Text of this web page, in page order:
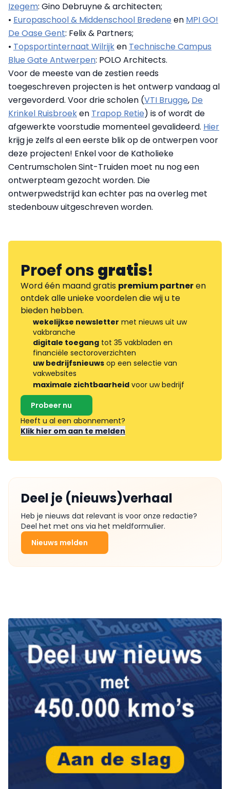
Izegem: Gino Debruyne & architecten;
• Europaschool & Middenschool Bredene en MPI GO!
De Oase Gent: Felix & Partners;
• Topsportinternaat Wilrijken Technische Campus
Blue Gate Antwerpen: POLO Architects.
Voor de meeste van de zestien reeds
toegeschreven projecten is het ontwerp vandaag al
vergevorderd. Voor drie scholen (VTI Brugge, De
Krinkel Ruisbroeken Trapop Retie) is of wordt de
afgewerkte voorstudie momenteel gevalideerd. Hier
krijg je zelfs al een eerste blik op de ontwerpen voor
deze projecten! Enkel voor de Katholieke
Centrumscholen Sint-Truiden moet nu nog een
ontwerpteam gezocht worden. Die
ontwerpwedstrijd kan echter pas na overleg met
stedenbouw uitgeschreven worden.
Proef onsgratis!
Word één maand gratis premium partneren
ontdek alle unieke voordelen die wij u te
bieden hebben.
wekelijkse newsletter met nieuws uit uw
vakbranche
digitale toegang tot 35 vakbladen en
financiële sectoroverzichten
uw bedrijfsnieuws op een selectie van
vakwebsites
maximale zichtbaarheid voor uw bedrijf
Probeer nu
Heeft u al een abonnement?
Klik hier om aan te melden
Deel je (nieuws)verhaal
Heb je nieuws dat relevant is voor onze redactie?
Deel het met ons via het meldformulier.
Nieuws melden